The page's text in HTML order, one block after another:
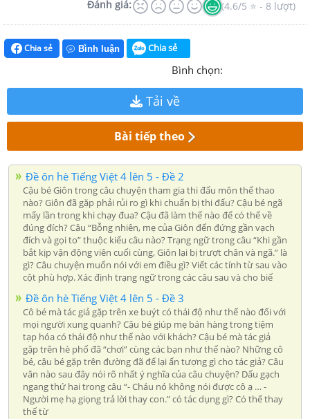
Đánh giá: (4.6/5 ⭐ - 8 lượt)
Chia sẻ Bình luận Chia sẻ
Bình chọn:
Tải về
Bài tiếp theo
Đề ôn hè Tiếng Việt 4 lên 5 - Đề 2
Cậu bé Giôn trong câu chuyện tham gia thi đấu môn thể thao
nào? Giôn đã gặp phải rủi ro gì khi chuẩn bị thi đấu? Cậu bé ngã
mấy lần trong khi chạy đua? Cậu đã làm thế nào để có thể về
đúng đích? Câu “Bỗng nhiên, mẹ của Giôn đến đứng gần vạch
đích và gọi to” thuộc kiểu câu nào? Trạng ngữ trong câu “Khi gần
bắt kịp vận động viên cuối cùng, Giôn lại bị trượt chân và ngã.” là
gì? Câu chuyện muốn nói với em điều gì? Viết các tính từ sau vào
cột phù hợp. Xác định trạng ngữ trong các câu sau và cho biế
Đề ôn hè Tiếng Việt 4 lên 5 - Đề 3
Cô bé mà tác giả gặp trên xe buýt có thái độ như thế nào đối với
mọi người xung quanh? Cậu bé giúp mẹ bán hàng trong tiệm
tạp hóa có thái độ như thế nào với khách? Cậu bé mà tác giả
gặp trên hè phố đã “chơi” cùng các bạn như thế nào? Những cô
bé, cậu bé gặp trên đường đã để lại ấn tượng gì cho tác giả? Câu
văn nào sau đây nói rõ nhất ý nghĩa của câu chuyện? Dấu gạch
ngang thứ hai trong câu “- Cháu nó không nói được cô ạ … -
Người mẹ hạ giọng trả lời thay con.” có tác dụng gì? Có thể thay
thế từ